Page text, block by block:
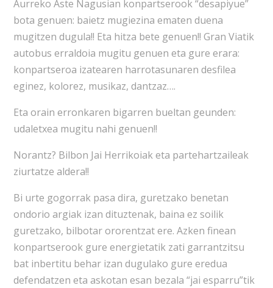
Aurreko Aste Nagusian konpartserook “desapiyue”
bota genuen: baietz mugiezina ematen duena
mugitzen dugula!! Eta hitza bete genuen!! Gran Viatik
autobus erraldoia mugitu genuen eta gure erara:
konpartseroa izatearen harrotasunaren desfilea
eginez, kolorez, musikaz, dantzaz….
Eta orain erronkaren bigarren bueltan geunden:
udaletxea mugitu nahi genuen!!
Norantz? Bilbon Jai Herrikoiak eta partehartzaileak
ziurtatze aldera!!
Bi urte gogorrak pasa dira, guretzako benetan
ondorio argiak izan dituztenak, baina ez soilik
guretzako, bilbotar ororentzat ere. Azken finean
konpartserook gure energietatik zati garrantzitsu
bat inbertitu behar izan dugulako gure eredua
defendatzen eta askotan esan bezala “jai esparru”tik